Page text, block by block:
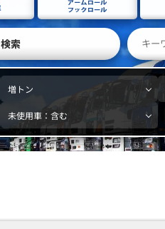
索